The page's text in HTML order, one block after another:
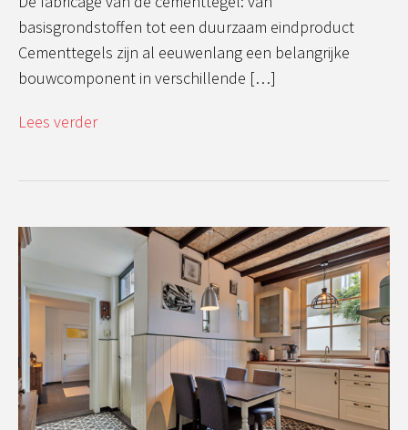
basisgrondstoffen tot een duurzaam eindproduct
Cementtegels zijn al eeuwenlang een belangrijke
bouwcomponent in verschillende […]
Lees verder